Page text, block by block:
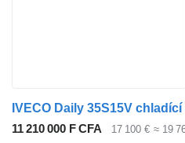
IVECO Daily 35S15V
11 210 000 F CFA
17 100 € ≈ 19